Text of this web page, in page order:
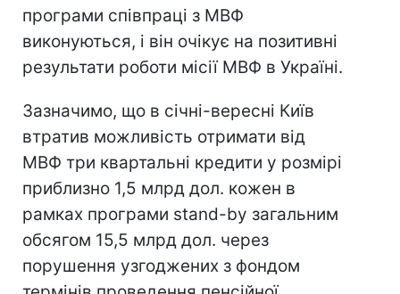
програми співпраці з МВФ
виконуються, і він очікує на позитивні
результати роботи місії МВФ в Україні.
Зазначимо, що в січні-вересні Київ
втратив можливість отримати від
МВФ три квартальні кредити у розмірі
приблизно 1,5 млрд дол. кожен в
рамках програми stand-by загальним
обсягом 15,5 млрд дол. через
порушення узгоджених з фондом